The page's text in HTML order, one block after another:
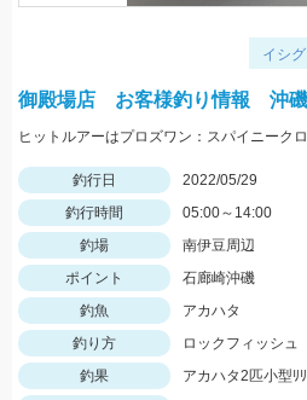
イシ
御殿場店 お客様釣り情報 沖磯
釣行日
2022/05/29
釣行時間
05:00～14:00
釣場
南伊豆周辺
ポイント
石廊崎沖磯
釣魚
アカハタ
釣り方
ロックフィッシュ
釣果
アカハタ2匹小型ﾘ